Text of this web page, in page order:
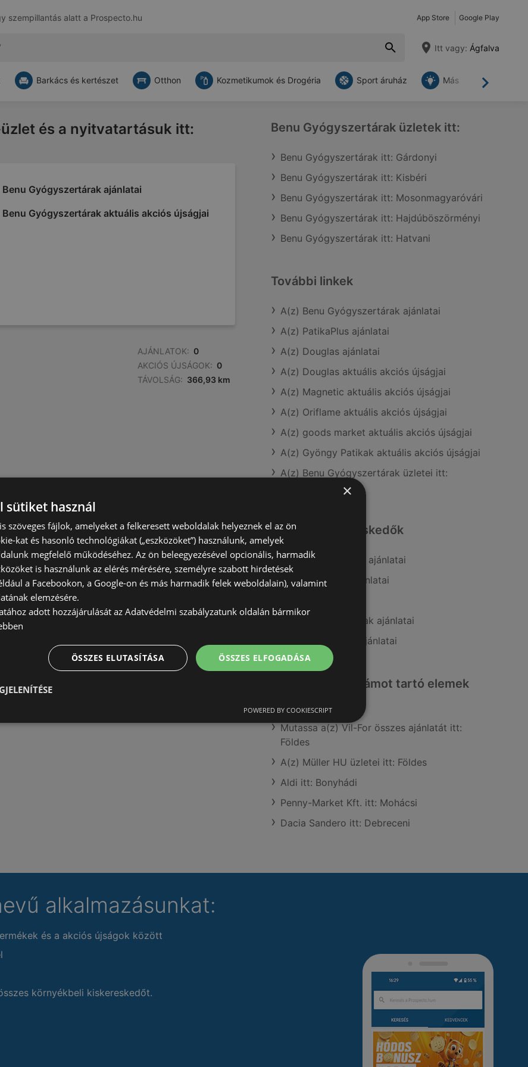
szempillantás alatt a Prospecto.hu App Store Google Play
Itt vagy: Ágfalva
Tovább
Barkács és kertészet Otthon Kozmetikumok és Drogéria Sport áruház Más
és a nyitvatartásuk itt:
Gyógyszertárak ajánlatai
Gyógyszertárak aktuális akciós újságjai
AJÁNLATOK: 0
AKCIÓS ÚJSÁGOK: 0
TÁVOLSÁG: 366,93 km
Benu Gyógyszertárak üzletek itt:
Benu Gyógyszertárak itt: Gárdonyi
Benu Gyógyszertárak itt: Kisbéri
Benu Gyógyszertárak itt: Mosonmagyaróvári
Benu Gyógyszertárak itt: Hajdúböszörményi
Benu Gyógyszertárak itt: Hatvani
További linkek
A(z) Benu Gyógyszertárak ajánlatai
A(z) PatikaPlus ajánlatai
A(z) Douglas ajánlatai
A(z) Douglas aktuális akciós újságjai
A(z) Magnetic aktuális akciós újságjai
A(z) Oriflame aktuális akciós újságjai
A(z) goods market aktuális akciós újságjai
A(z) Gyöngy Patikak aktuális akciós újságjai
A(z) Benu Gyógyszertárak üzletei itt:
Sopron-Fertődi
Hasonló kiskereskedők
A(z) goods market ajánlatai
A(z) PatikaPlus ajánlatai
A(z) Gyöngy Patikak ajánlatai
A(z) Kulcs patika ajánlatai
Érdeklődésre számot tartó elemek
Mutassa a(z) Vil-For összes ajánlatát itt:
Földes
A(z) Müller HU üzletei itt: Földes
Aldi itt: Bonyhádi
Penny-Market Kft. itt: Mohácsi
Dacia Sandero itt: Debreceni
alkalmazásunkat:
és a akciós újságok között
környékbeli kiskereskedőt.
×
sütiket használ
szöveges fájlok, amelyeket a felkeresett weboldalak helyeznek el az ön
kat és hasonló technológiákat („eszközöket”) használunk, amelyek
megfelelő működéséhez. Az ön beleegyezésével opcionális, harmadik
is használunk az elérés mérésére, személyre szabott hirdetések
a Facebookon, a Google-on és más harmadik felek weboldalain), valamint
elemzésére.
adott hozzájárulását az Adatvédelmi szabályzatunk oldalán bármikor
ÖSSZES ELFOGADÁSA
ÖSSZES ELUTASÍTÁSA
POWERED BY COOKIESCRIPT